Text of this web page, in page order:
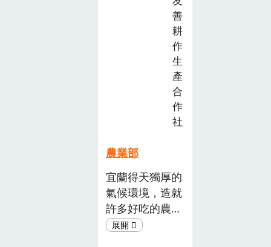
食的習慣和 其
對農業、環境的
動
(已
截
止)
善
耕
作
生
產
合
作
社
農業部
宜蘭得天獨厚的
氣候環境，造就
許多好吃的農
產，宜蘭特產-